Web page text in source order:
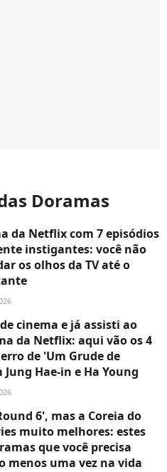
Doramas
da Netflix com 7 episódios
instigantes: você não
os olhos da TV até o
cinema e já assisti ao
da Netflix: aqui vão os 4
de 'Um Grude de
Hae-in e Ha Young
6', mas a Coreia do
muito melhores: estes
que você precisa
menos uma vez na vida